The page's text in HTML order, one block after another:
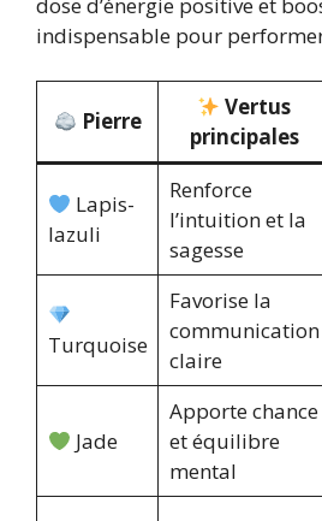
indispensable pour
Pierre
Vertus
principales
Lapis-
lazuli
Renforce
l’intuition et la
sagesse
Turquoise
Favorise la
communication
claire
Jade
Apporte chance
et équilibre
mental